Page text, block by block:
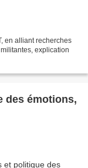
en alliant recherches
explication
des émotions,